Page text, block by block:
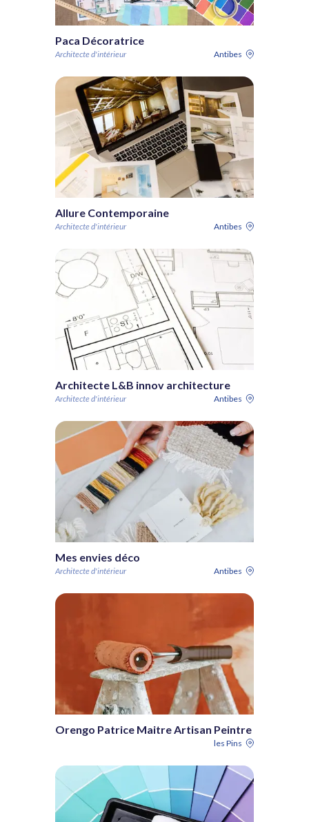
Paca Décoratrice
Architecte d'intérieur Antibes
Allure Contemporaine
Architecte d'intérieur Antibes
Architecte L&B innov architecture
Architecte d'intérieur Antibes
Mes envies déco
Architecte d'intérieur Antibes
Orengo Patrice Maitre Artisan Peintre
les Pins